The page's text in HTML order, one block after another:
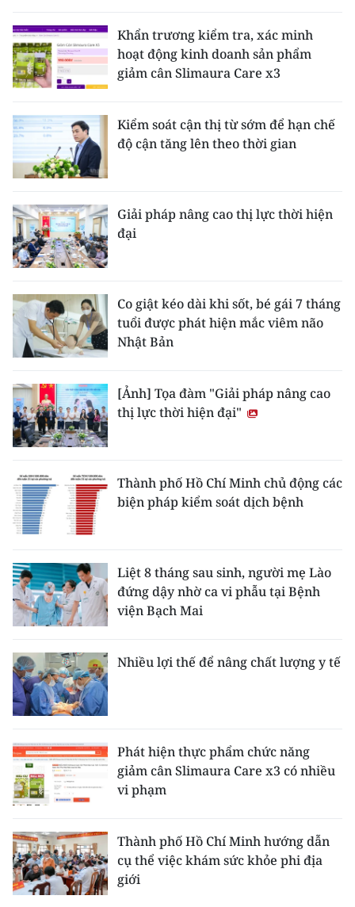
Khẩn trương kiểm tra, xác minh
hoạt động kinh doanh sản phẩm
giảm cân Slimaura Care x3
Kiểm soát cận thị từ sớm để hạn chế
độ cận tăng lên theo thời gian
Giải pháp nâng cao thị lực thời hiện
đại
Co giật kéo dài khi sốt, bé gái 7 tháng
tuổi được phát hiện mắc viêm não
Nhật Bản
[Ảnh] Tọa đàm "Giải pháp nâng cao
thị lực thời hiện đại"
Thành phố Hồ Chí Minh chủ động các
biện pháp kiểm soát dịch bệnh
Liệt 8 tháng sau sinh, người mẹ Lào
đứng dậy nhờ ca vi phẫu tại Bệnh
viện Bạch Mai
Nhiều lợi thế để nâng chất lượng y tế
Phát hiện thực phẩm chức năng
giảm cân Slimaura Care x3 có nhiều
vi phạm
Thành phố Hồ Chí Minh hướng dẫn
cụ thể việc khám sức khỏe phi địa
giới